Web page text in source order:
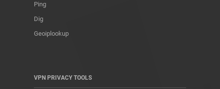
Ping
Dig
Geoiplookup
VPN PRIVACY TOOLS